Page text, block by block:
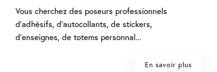
Vous cherchez des poseurs professionnels
d’adhésifs, d’autocollants, de stickers,
d’enseignes, de totems personnal...
En savoir plus